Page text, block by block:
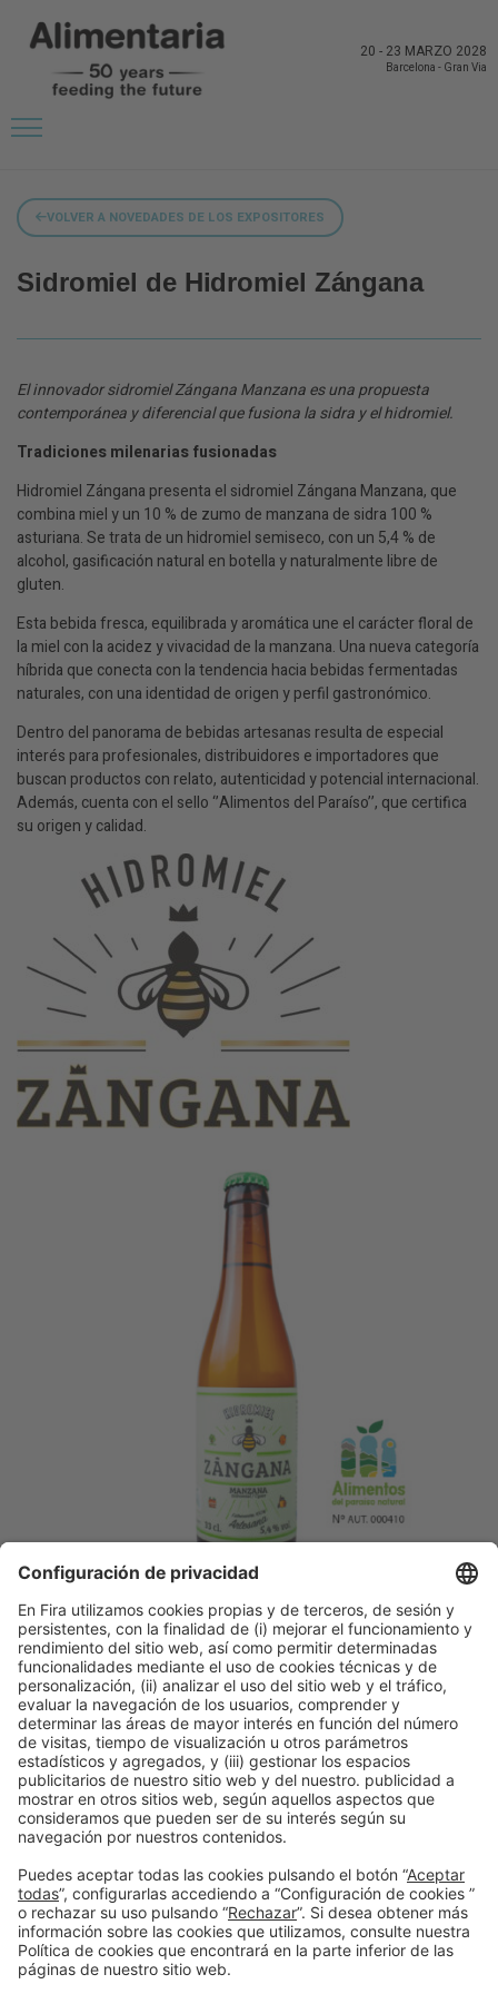
20 - 23 MARZO 2028
Barcelona - Gran Via
VOLVER A NOVEDADES DE LOS EXPOSITORES
Sidromiel de Hidromiel Zángana
El innovador sidromiel Zángana Manzana es una propuesta
contemporánea y diferencial que fusiona la sidra y el hidromiel.
Tradiciones milenarias fusionadas
Hidromiel Zángana presenta el sidromiel Zángana Manzana, que
combina miel y un 10 % de zumo de manzana de sidra 100 %
asturiana. Se trata de un hidromiel semiseco, con un 5,4 % de
alcohol, gasificación natural en botella y naturalmente libre de
gluten.
Esta bebida fresca, equilibrada y aromática une el carácter floral de
la miel con la acidez y vivacidad de la manzana. Una nueva categoría
híbrida que conecta con la tendencia hacia bebidas fermentadas
naturales, con una identidad de origen y perfil gastronómico.
Dentro del panorama de bebidas artesanas resulta de especial
interés para profesionales, distribuidores e importadores que
buscan productos con relato, autenticidad y potencial internacional.
Además, cuenta con el sello ‘’Alimentos del Paraíso’’, que certifica
su origen y calidad.
Descubre más novedades de los
expositores de Alimentaria
Facebook Twitter LinkedIn WhatsApp Email